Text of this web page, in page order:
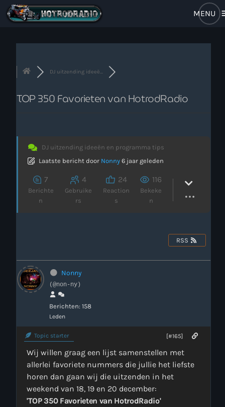
Home
Forum
Programma
Stem Op Ons
Verzoekjes
Contact
HotrodRadio – Contact
DJ uitzending ideeë...
TOP 350 Favorieten van HotrodRadio
DJ uitzending ideeën en programma tips
Laatste bericht door Nonny 6 jaar geleden
7
Berichte
n
4
Gebruike
rs
24
Reaction
s
116
Bekeke
n
RSS
Nonny
(@non-ny)
Berichten: 158
Leden
Topic starter [#165]
Wij willen graag een lijst samenstellen met
allerlei favoriete nummers die jullie het liefste
horen dan gaan wij die uitzenden in het
weekend van 18, 19 en 20 december:
'TOP 350 Favorieten van HotrodRadio'